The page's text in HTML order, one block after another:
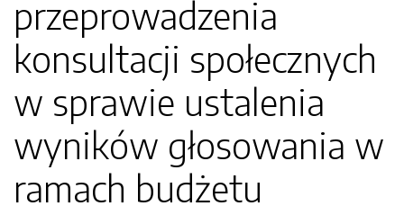
przeprowadzenia
konsultacji społecznych
w sprawie ustalenia
wyników głosowania w
ramach budżetu